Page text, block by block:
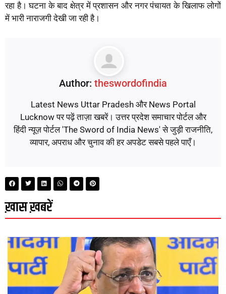
रहा है। घटना के बाद क्षेत्र में प्रशासन और नगर पंचायत के खिलाफ लोगों
में भारी नाराजगी देखी जा रही है।
Author: theswordofindia
Latest News Uttar Pradesh और News Portal
Lucknow पर पढ़ें ताज़ा खबरें। उत्तर प्रदेश समाचार पोर्टल और
हिंदी न्यूज़ पोर्टल 'The Sword of India News' से जुड़ी राजनीति,
व्यापार, अपराध और चुनाव की हर अपडेट सबसे पहले पाएँ।
ख़ास ख़बरें